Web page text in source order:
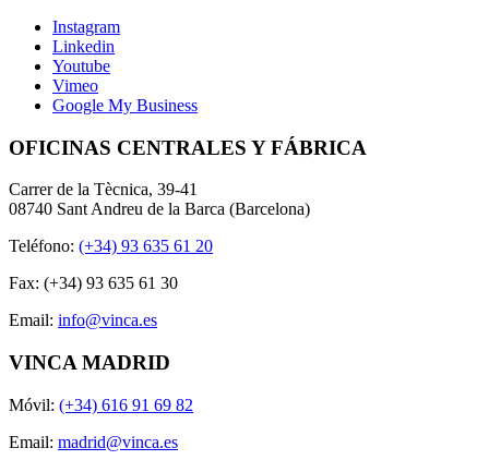
Instagram
Linkedin
Youtube
Vimeo
Google My Business
OFICINAS CENTRALES Y FÁBRICA
Carrer de la Tècnica, 39-41
08740 Sant Andreu de la Barca (Barcelona)
Teléfono: (+34) 93 635 61 20
Fax: (+34) 93 635 61 30
Email: info@vinca.es
VINCA MADRID
Móvil: (+34) 616 91 69 82
Email: madrid@vinca.es